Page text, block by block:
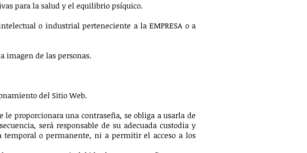
para la salud y el equilibrio psíquico.
o industrial perteneciente a la EMPRESA o a
imagen de las personas.
del Sitio Web.
proporcionara una contraseña, se obliga a usarla de
será responsable de su adecuada custodia y
temporal o permanente, ni a permitir el acceso a los